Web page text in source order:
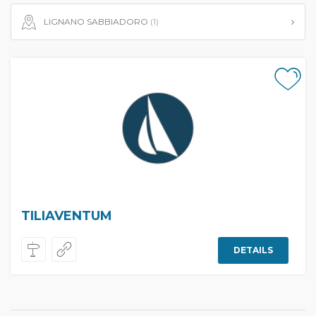
LIGNANO SABBIADORO (1)
TILIAVENTUM
DETAILS